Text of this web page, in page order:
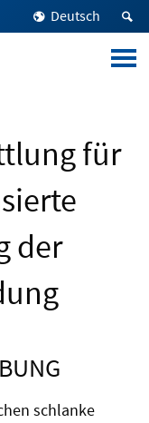
Deutsch
für
der
schlanke